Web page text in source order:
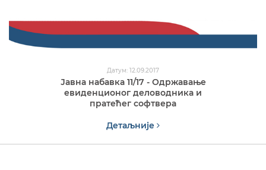
Датум: 12.09.2017
Јавна набавка 11/17 - Одржавање
евиденционог деловодника и
пратећег софтвера
Детаљније